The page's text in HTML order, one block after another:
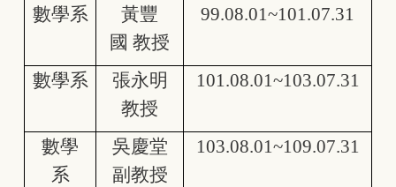
數學系
黃豐
國 教授
99.08.01~101.07.31
數學系
張永明
教授
101.08.01~103.07.31
數學
系
吳慶堂
副教授
103.08.01~109.07.31